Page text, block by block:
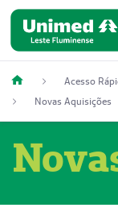
Acesso
Novas Aquisições